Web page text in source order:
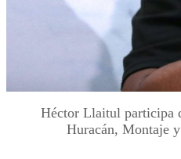
Héctor Llaitul participa
Huracán, Montaje